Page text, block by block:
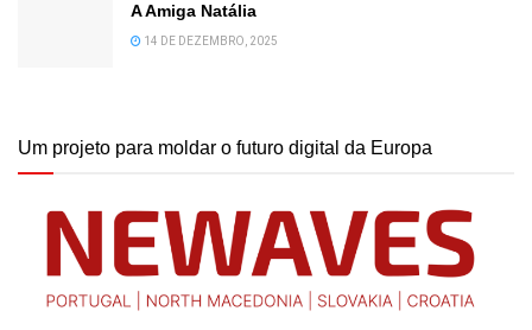
A Amiga Natália
14 DE DEZEMBRO, 2025
Um projeto para moldar o futuro digital da Europa